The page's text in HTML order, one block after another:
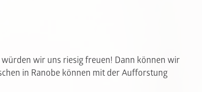
wir uns riesig freuen! Dann können wir
in Ranobe können mit der Aufforstung